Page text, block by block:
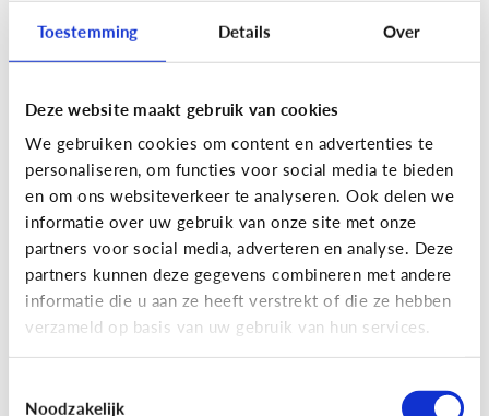
Toestemming Details Over
Deze website maakt gebruik van cookies
We gebruiken cookies om content en advertenties te
personaliseren, om functies voor social media te bieden
en om ons websiteverkeer te analyseren. Ook delen we
informatie over uw gebruik van onze site met onze
partners voor social media, adverteren en analyse. Deze
partners kunnen deze gegevens combineren met andere
informatie die u aan ze heeft verstrekt of die ze hebben
verzameld op basis van uw gebruik van hun services.
Noodzakelijk
Opvoeding
Vanaf welke leeftijd mag mijn kind
naar een scherm kijken?